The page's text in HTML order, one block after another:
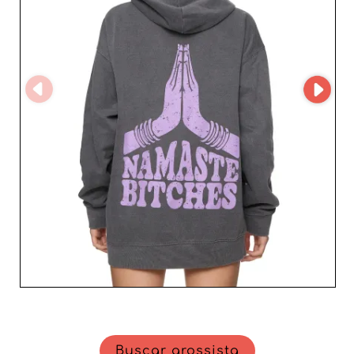
profissional, reconhecido pela pontualidade das entregas
e pela conformidade dos produtos. Ao colaborar com
este atacadista alemão, os profissionais têm acesso a
artigos competitivos e cheios de tendência que
fortalecem sua oferta e sua posição no mercado europeu
de prêt-à-porter. Confie em Pretty body Neuss Gmbh
para impulsionar o seu negócio e oferecer à sua clientela
feminina peças indispensáveis que unem tendência,
qualidade e elegância.
Buscar grossista